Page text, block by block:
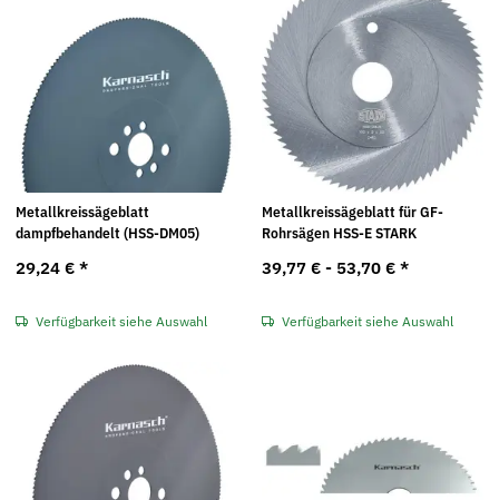
Metallkreissägeblatt
dampfbehandelt (HSS-DM05)
29,24 € *
Verfügbarkeit siehe Auswahl
Metallkreissägeblatt für GF-
Rohrsägen HSS-E STARK
39,77 € - 53,70 € *
Verfügbarkeit siehe Auswahl